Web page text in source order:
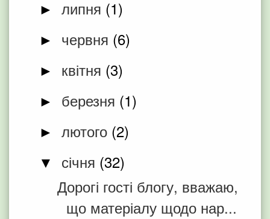
► липня (1)
► червня (6)
► квітня (3)
► березня (1)
► лютого (2)
▼ січня (32)
Дорогі гості блогу, вважаю,
що матеріалу щодо нар...